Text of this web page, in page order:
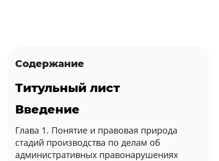
Содержание
Титульный лист
Введение
Глава 1. Понятие и правовая природа
стадий производства по делам об
административных правонарушениях